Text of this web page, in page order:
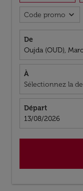
Code promo expand_more
De
Oujda (OUD),
À
Sélectionnez la
Départ
fc-booking-
13/08/2026